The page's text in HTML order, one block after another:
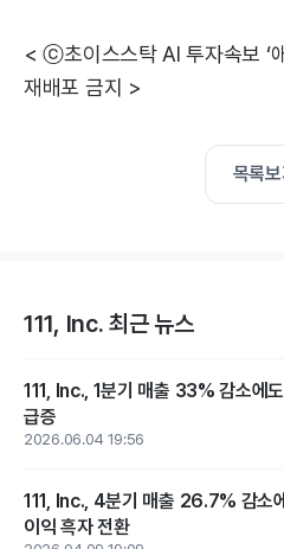
< ⓒ초이스스탁 AI 투자속보 ‘
재배포 금지 >
목록보
111, Inc. 최근 뉴스
111, Inc., 1분기 매출 33% 감소에
급증
2026.06.04 19:56
111, Inc., 4분기 매출 26.7% 감소
이익 흑자 전환